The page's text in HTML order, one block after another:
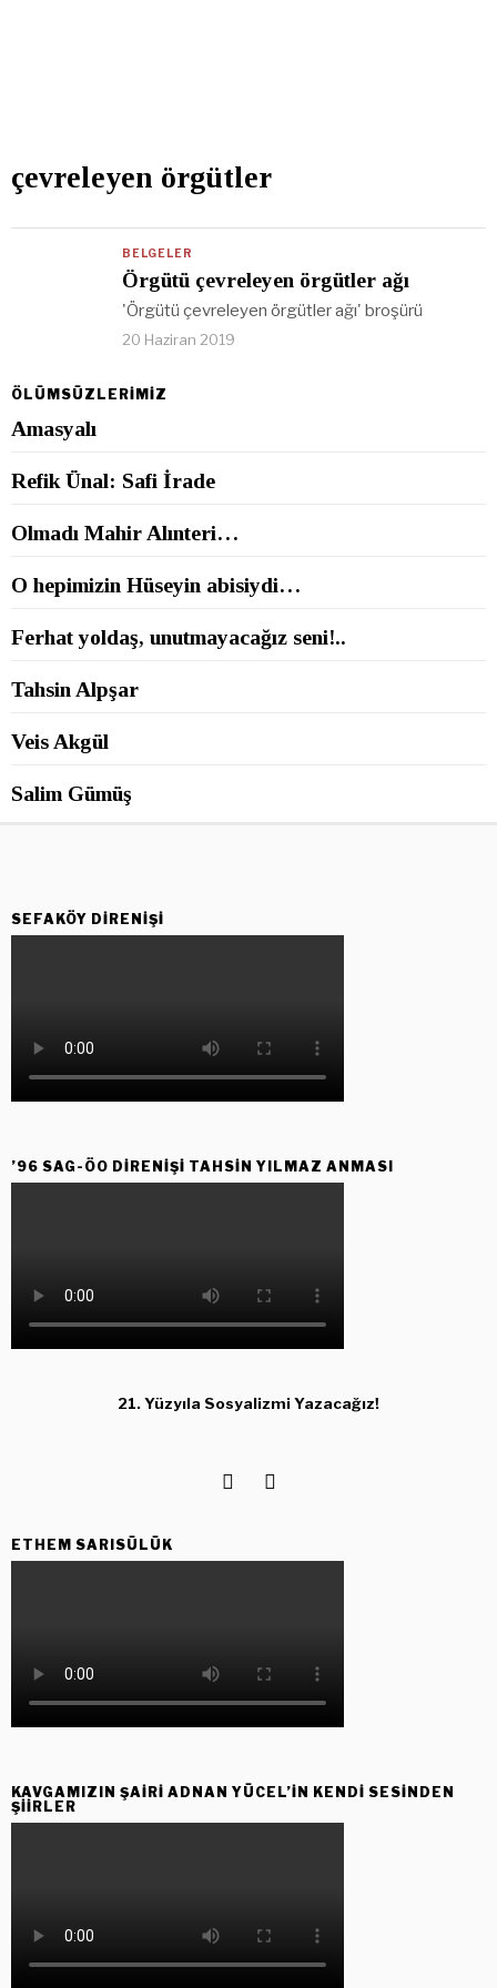
çevreleyen örgütler
BELGELER
Örgütü çevreleyen örgütler ağı
'Örgütü çevreleyen örgütler ağı' broşürü
20 Haziran 2019
ÖLÜMSÜZLERİMİZ
Amasyalı
Refik Ünal: Safi İrade
Olmadı Mahir Alınteri…
O hepimizin Hüseyin abisiydi…
Ferhat yoldaş, unutmayacağız seni!..
Tahsin Alpşar
Veis Akgül
Salim Gümüş
SEFAKÖY DIRENIŞI
’96 SAG-ÖO DİRENİŞİ TAHSİN YILMAZ ANMASI
21. Yüzyıla Sosyalizmi Yazacağız!
ETHEM SARISÜLÜK
KAVGAMIZIN ŞAIRI ADNAN YÜCEL’IN KENDI SESINDEN
ŞIIRLER